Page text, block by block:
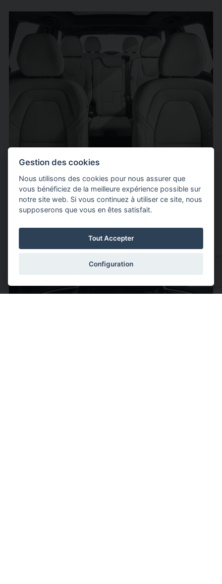
Jusqu'à 7
Places
Gestion des cookies
Nous utilisons des cookies pour nous assurer que
vous bénéficiez de la meilleure expérience possible sur
notre site web. Si vous continuez à utiliser ce site, nous
supposerons que vous en êtes satisfait.
Tout Accepter
Configuration